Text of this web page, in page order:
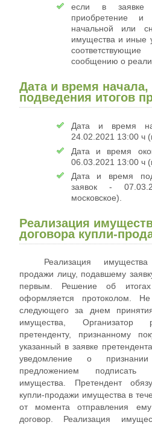
если в заявке
приобретение
начальной или
имущества и иные
сообщению о
Дата и время начала,
подведения итогов
Дата и время
24.02.2021 13:00 ч
Дата и время
06.03.2021 13:00 ч
Дата и время
заявок -
московское).
Реализация
договора купли-
Реализация
продажи лицу, подавшему
первым. Решение об
оформляется протоколом.
следующего за днем
имущества, Организатор
претенденту, признанному
указанный в заявке
уведомление о
предложением подписать
имущества. Претендент
купли-продажи имущества в
от момента отправления
договор. Реализация